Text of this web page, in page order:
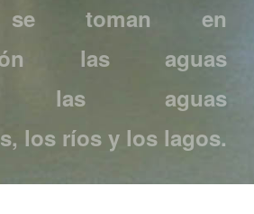
se toman en
las aguas
las aguas
los ríos y los lagos.